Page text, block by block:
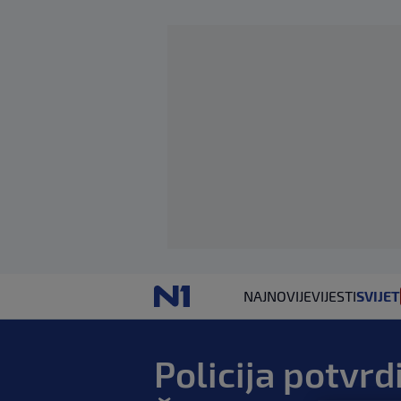
NAJNOVIJEVIJESTISVIJET
Policija